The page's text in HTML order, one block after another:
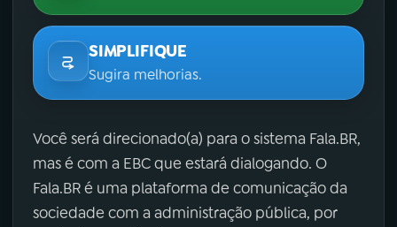
SIMPLIFIQUE
Sugira melhorias.
Você será direcionado(a) para o sistema Fala.BR,
mas é com a EBC que estará dialogando. O
Fala.BR é uma plataforma de comunicação da
sociedade com a administração pública, por